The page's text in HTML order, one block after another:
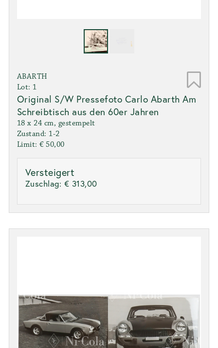
ABARTH
Lot: 1
Original S/W Pressefoto Carlo Abarth Am
Schreibtisch aus den 60er Jahren
18 x 24 cm, gestempelt
Zustand: 1-2
Limit: € 50,00
Versteigert
Zuschlag: € 313,00